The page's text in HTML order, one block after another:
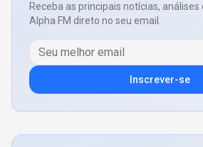
Receba as principais notícias,
Alpha FM direto no seu email.
Inscrever-se